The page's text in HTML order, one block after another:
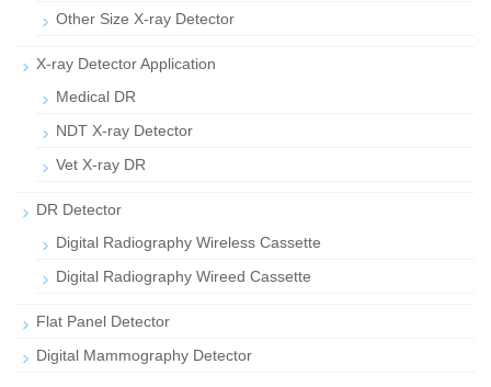
Other Size X-ray Detector
X-ray Detector Application
Medical DR
NDT X-ray Detector
Vet X-ray DR
DR Detector
Digital Radiography Wireless Cassette
Digital Radiography Wireed Cassette
Flat Panel Detector
Digital Mammography Detector